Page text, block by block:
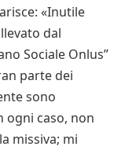
«Inutile
dal
Sociale Onlus”
parte dei
sono
ogni caso, non
missiva; mi